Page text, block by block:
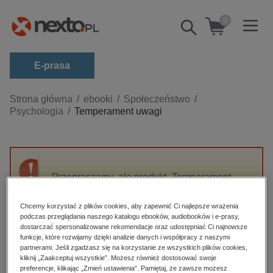
Pokaż/schowaj
wyszukiwarkę
0
E-prasa
Kategorie
Zobacz wszystkie E-prasa
budownictwo, aranżacja wnętrz
darmowe wydania
edukacja
hobby, sport, rozrywka
komputery, internet, technologie, informatyka
Strona główna ebooki
Społeczeństwo
Psychologia
Temperament uwagi
Przepraszamy, ale produkt „Temperament
High-contrast mode
Polecane
Chcemy korzystać z plików cookies, aby zapewnić Ci najlepsze wrażenia
podczas przeglądania naszego katalogu ebooków, audiobooków i e-prasy,
dostarczać spersonalizowane rekomendacje oraz udostępniać Ci najnowsze
funkcje, które rozwijamy dzięki analizie danych i współpracy z naszymi
partnerami. Jeśli zgadzasz się na korzystanie ze wszystkich plików cookies,
kliknij „Zaakceptuj wszystkie”. Możesz również dostosować swoje
preferencje, klikając „Zmień ustawienia”. Pamiętaj, że zawsze możesz